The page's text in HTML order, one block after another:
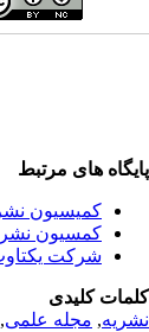
پایگاه های مرتبط
کمیسیون
کمسیون
شرکت
کلمات کلیدی
نشریه, مجله علمی,